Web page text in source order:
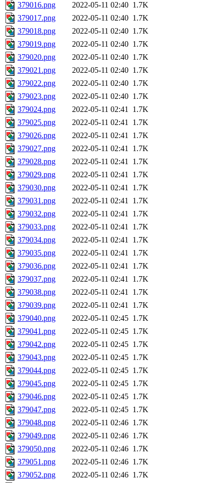
379016.png
2022-05-11 02:40 1.7K
379017.png
2022-05-11 02:40 1.7K
379018.png
2022-05-11 02:40 1.7K
379019.png
2022-05-11 02:40 1.7K
379020.png
2022-05-11 02:40 1.7K
379021.png
2022-05-11 02:40 1.7K
379022.png
2022-05-11 02:40 1.7K
379023.png
2022-05-11 02:40 1.7K
379024.png
2022-05-11 02:41 1.7K
379025.png
2022-05-11 02:41 1.7K
379026.png
2022-05-11 02:41 1.7K
379027.png
2022-05-11 02:41 1.7K
379028.png
2022-05-11 02:41 1.7K
379029.png
2022-05-11 02:41 1.7K
379030.png
2022-05-11 02:41 1.7K
379031.png
2022-05-11 02:41 1.7K
379032.png
2022-05-11 02:41 1.7K
379033.png
2022-05-11 02:41 1.7K
379034.png
2022-05-11 02:41 1.7K
379035.png
2022-05-11 02:41 1.7K
379036.png
2022-05-11 02:41 1.7K
379037.png
2022-05-11 02:41 1.7K
379038.png
2022-05-11 02:41 1.7K
379039.png
2022-05-11 02:41 1.7K
379040.png
2022-05-11 02:45 1.7K
379041.png
2022-05-11 02:45 1.7K
379042.png
2022-05-11 02:45 1.7K
379043.png
2022-05-11 02:45 1.7K
379044.png
2022-05-11 02:45 1.7K
379045.png
2022-05-11 02:45 1.7K
379046.png
2022-05-11 02:45 1.7K
379047.png
2022-05-11 02:45 1.7K
379048.png
2022-05-11 02:46 1.7K
379049.png
2022-05-11 02:46 1.7K
379050.png
2022-05-11 02:46 1.7K
379051.png
2022-05-11 02:46 1.7K
379052.png
2022-05-11 02:46 1.7K